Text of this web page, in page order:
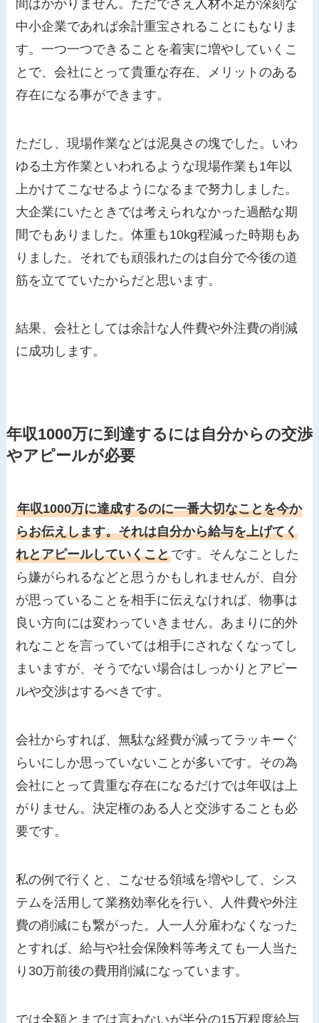
間はかかりません。ただでさえ人材不足が深刻な
中小企業であれば余計重宝されることにもなりま
す。一つ一つできることを着実に増やしていくこ
とで、会社にとって貴重な存在、メリットのある
存在になる事ができます。
ただし、現場作業などは泥臭さの塊でした。いわ
ゆる土方作業といわれるような現場作業も1年以
上かけてこなせるようになるまで努力しました。
大企業にいたときでは考えられなかった過酷な期
間でもありました。体重も10kg程減った時期もあ
りました。それでも頑張れたのは自分で今後の道
筋を立てていたからだと思います。
結果、会社としては余計な人件費や外注費の削減
に成功します。
年収1000万に到達するには自分からの交渉
やアピールが必要
年収1000万に達成するのに一番大切なことを今か
らお伝えします。それは自分から給与を上げてく
れとアピールしていくことです。そんなことした
ら嫌がられるなどと思うかもしれませんが、自分
が思っていることを相手に伝えなければ、物事は
良い方向には変わっていきません。あまりに的外
れなことを言っていては相手にされなくなってし
まいますが、そうでない場合はしっかりとアピー
ルや交渉はするべきです。
会社からすれば、無駄な経費が減ってラッキーぐ
らいにしか思っていないことが多いです。その為
会社にとって貴重な存在になるだけでは年収は上
がりません。決定権のある人と交渉することも必
要です。
私の例で行くと、こなせる領域を増やして、シス
テムを活用して業務効率化を行い、人件費や外注
費の削減にも繋がった。人一人分雇わなくなった
とすれば、給与や社会保険料等考えても一人当た
り30万前後の費用削減になっています。
では全額とまでは言わないが半分の15万程度給与